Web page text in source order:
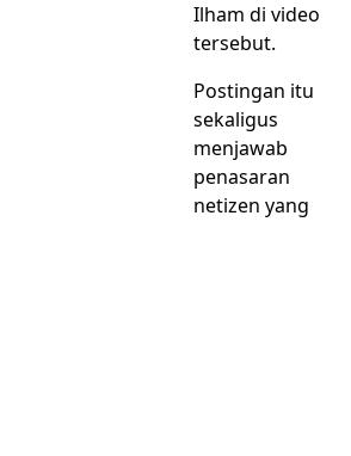
Ilham di video
tersebut.
Postingan itu
sekaligus
menjawab
penasaran
netizen yang